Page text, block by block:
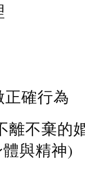
確行為
離不棄的
與精神)